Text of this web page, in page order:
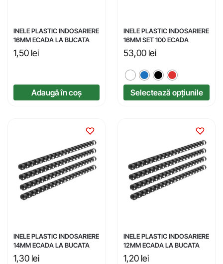
INELE PLASTIC INDOSARIERE
16MM ECADA LA BUCATA
1,50 lei
Adaugă în coș
INELE PLASTIC INDOSARIERE
16MM SET 100 ECADA
53,00 lei
Selectează opțiunile
INELE PLASTIC INDOSARIERE
14MM ECADA LA BUCATA
1,30 lei
INELE PLASTIC INDOSARIERE
12MM ECADA LA BUCATA
1,20 lei